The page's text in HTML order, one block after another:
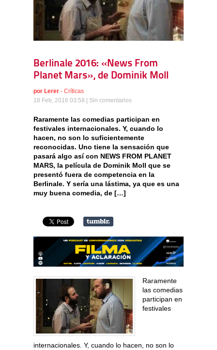
Berlinale 2016: «News From
Planet Mars», de Dominik Moll
por Lerer - Críticas
18 Feb, 2016 03:58 | Sin comentarios
Raramente las comedias participan en
festivales internacionales. Y, cuando lo
hacen, no son lo suficientemente
reconocidas. Uno tiene la sensación que
pasará algo así con NEWS FROM PLANET
MARS, la película de Dominik Moll que se
presentó fuera de competencia en la
Berlinale. Y sería una lástima, ya que es una
muy buena comedia, de […]
Raramente
las comedias
participan en
festivales
internacionales. Y, cuando lo hacen, no son lo